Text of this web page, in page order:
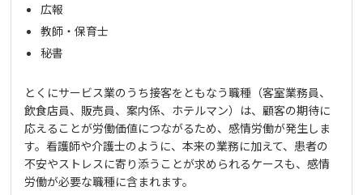
広報
教師・保育士
秘書
とくにサービス業のうち接客をともなう職種（客室業務員、
飲食店員、販売員、案内係、ホテルマン）は、顧客の期待に
応えることが労働価値につながるため、感情労働が発生しま
す。看護師や介護士のように、本来の業務に加えて、患者の
不安やストレスに寄り添うことが求められるケースも、感情
労働が必要な職種に含まれます。